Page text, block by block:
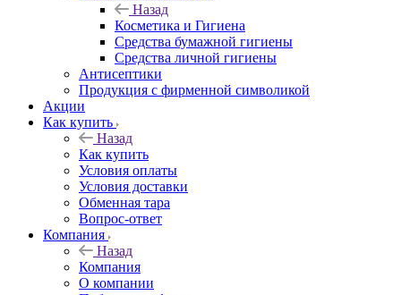
Назад
Косметика и Гигиена
Средства бумажной гигиены
Средства личной гигиены
Антисептики
Продукция с фирменной символикой
Акции
Как купить
Назад
Как купить
Условия оплаты
Условия доставки
Обменная тара
Вопрос-ответ
Компания
Назад
Компания
О компании